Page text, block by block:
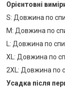
Орієнтовні
S: Довжина по
M: Довжина по
L: Довжина по
XL: Довжина по
2XL: Довжина по
Усадка після